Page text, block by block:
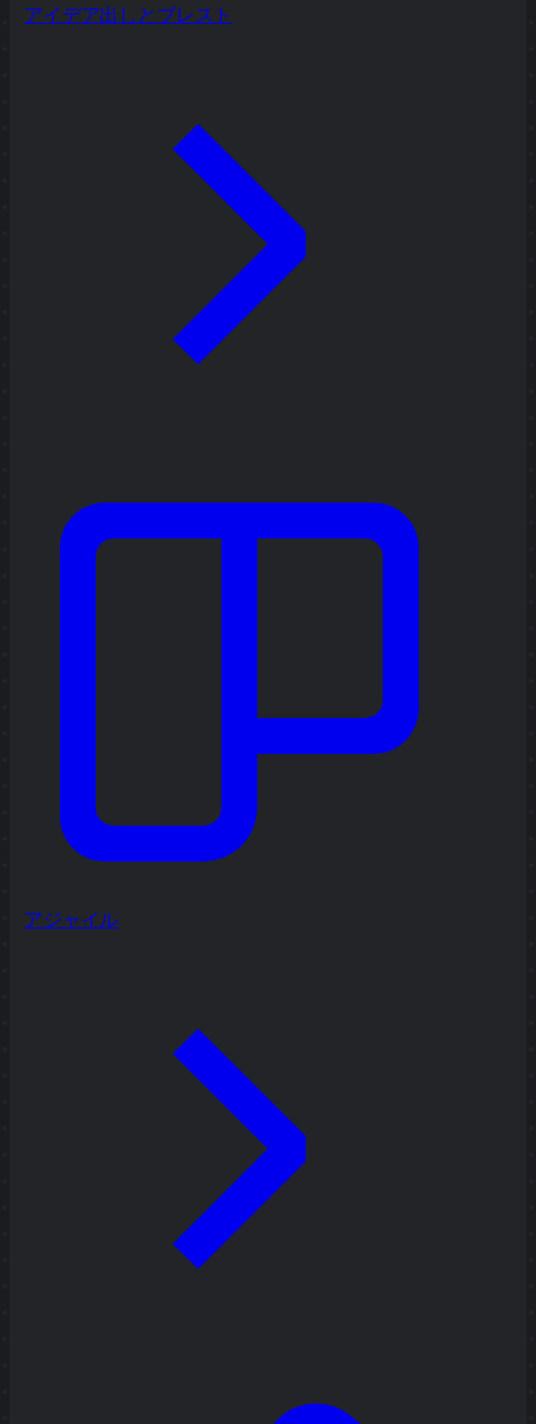
アイデア出しとブレスト
アジャイル